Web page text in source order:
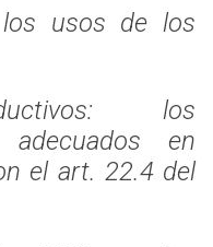
usos de los
los
en
el art. 22.4del